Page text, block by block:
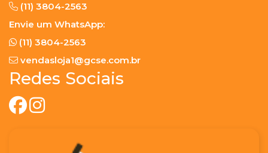
(11) 3804-2563
Envie um WhatsApp:
(11) 3804-2563
vendasloja1@gcse.com.br
Redes Sociais